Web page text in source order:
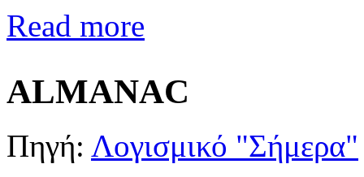
Read more
ALMANAC
Πηγή: Λογισμικό "Σήμερα"